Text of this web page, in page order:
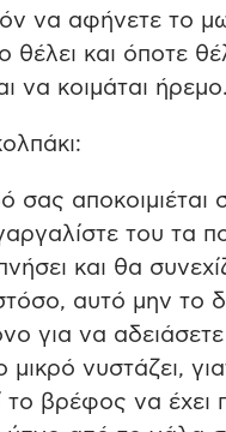
να αφήνετε το
θέλει και όποτε
να κοιμάται ήρεμο.
σας αποκοιμιέται
του τα
και θα
αυτό μην το
για να
νυστάζει,
βρέφος να έχει